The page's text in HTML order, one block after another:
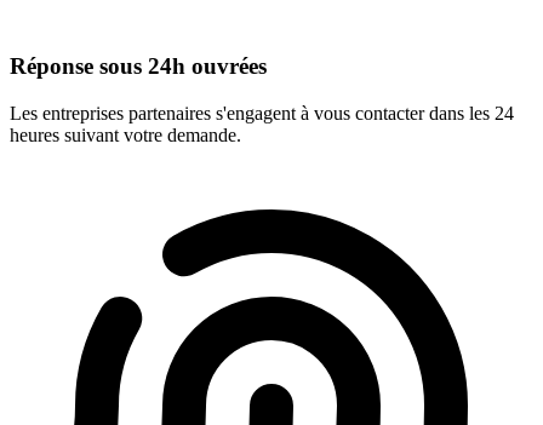
Réponse sous 24h ouvrées
Les entreprises partenaires s'engagent à vous contacter dans les 24
heures suivant votre demande.